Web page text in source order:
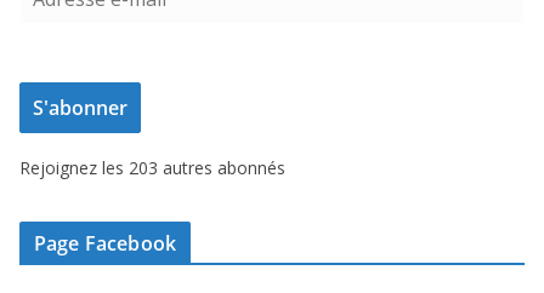
e
s
e
-
m
S'abonner
Rejoignez les 203 autres abonnés
Page Facebook